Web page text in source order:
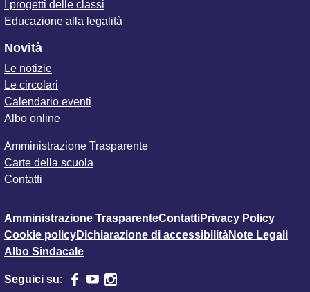
I progetti delle classi
Educazione alla legalità
Novità
Le notizie
Le circolari
Calendario eventi
Albo online
Amministrazione Trasparente
Carte della scuola
Contatti
Amministrazione TrasparenteContattiPrivacy Policy
Cookie policyDichiarazione di accessibilitàNote Legali
Albo Sindacale
Seguici su: